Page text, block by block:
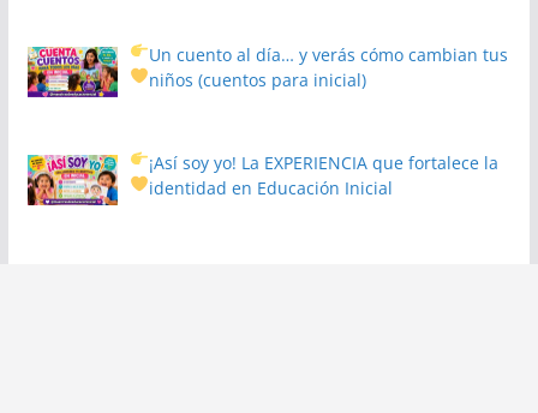
Un cuento al día… y verás cómo cambian tus
niños(cuentos para inicial)
¡Así soy yo! La EXPERIENCIA que fortalece la
identidad en Educación Inicial